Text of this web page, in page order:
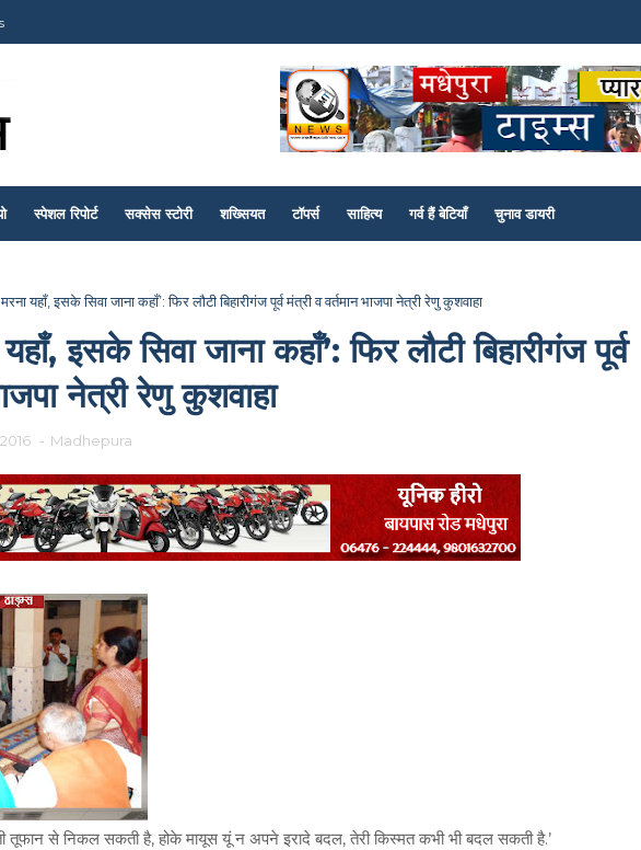
स्पेशल रिपोर्ट सक्सेस स्टोरी शख्सियत टॉपर्स साहित्य गर्व हैं बेटियाँ चुनाव डायरी
मरना यहाँ, इसके सिवा जाना कहाँ’: फिर लौटी बिहारीगंज पूर्व मंत्री व वर्तमान भाजपा नेत्री रेणु कुशवाहा
इसके सिवा जाना कहाँ’: फिर लौटी बिहारीगंज पूर्व
नेत्री रेणु कुशवाहा
- Madhepura
तूफान से निकल सकती है, होके मायूस यूं न अपने इरादे बदल, तेरी किस्मत कभी भी बदल सकती है.’